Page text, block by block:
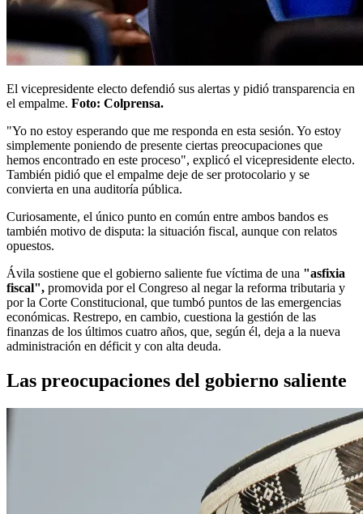
El vicepresidente electo defendió sus alertas y pidió transparencia en
el empalme. Foto: Colprensa.
"Yo no estoy esperando que me responda en esta sesión. Yo estoy
simplemente poniendo de presente ciertas preocupaciones que
hemos encontrado en este proceso", explicó el vicepresidente electo.
También pidió que el empalme deje de ser protocolario y se
convierta en una auditoría pública.
Curiosamente, el único punto en común entre ambos bandos es
también motivo de disputa: la situación fiscal, aunque con relatos
opuestos.
Ávila sostiene que el gobierno saliente fue víctima de una "asfixia
fiscal", promovida por el Congreso al negar la reforma tributaria y
por la Corte Constitucional, que tumbó puntos de las emergencias
económicas. Restrepo, en cambio, cuestiona la gestión de las
finanzas de los últimos cuatro años, que, según él, deja a la nueva
administración en déficit y con alta deuda.
Las preocupaciones del gobierno saliente